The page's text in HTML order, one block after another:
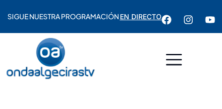
SIGUE NUESTRA PROGRAMACIÓNEN DIRECTO